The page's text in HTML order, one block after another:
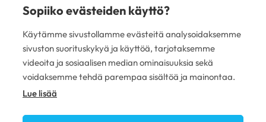
Iensairauksien hoito
Hammaskiven poisto
Oikomishoito
Hammasimplantti
Hampaiden paikkaus
Hampaan poisto
Avoimet työpaikat
Sopiiko evästeiden käyttö?
Käytämme sivustollamme evästeitä analysoidaksemme
sivuston suorituskykyä ja käyttöä, tarjotaksemme
videoita ja sosiaalisen median ominaisuuksia sekä
voidaksemme tehdä parempaa sisältöä ja mainontaa.
Lue lisää